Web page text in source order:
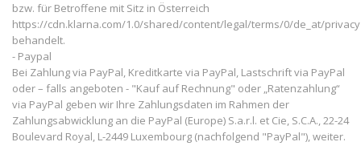
bzw. für Betroffene mit Sitz in Österreich
https://cdn.klarna.com/1.0/shared/content/legal/terms/0/de_at/privacy
behandelt.
- Paypal
Bei Zahlung via PayPal, Kreditkarte via PayPal, Lastschrift via PayPal
oder – falls angeboten - "Kauf auf Rechnung" oder „Ratenzahlung“
via PayPal geben wir Ihre Zahlungsdaten im Rahmen der
Zahlungsabwicklung an die PayPal (Europe) S.a.r.l. et Cie, S.C.A., 22-24
Boulevard Royal, L-2449 Luxembourg (nachfolgend "PayPal"), weiter.